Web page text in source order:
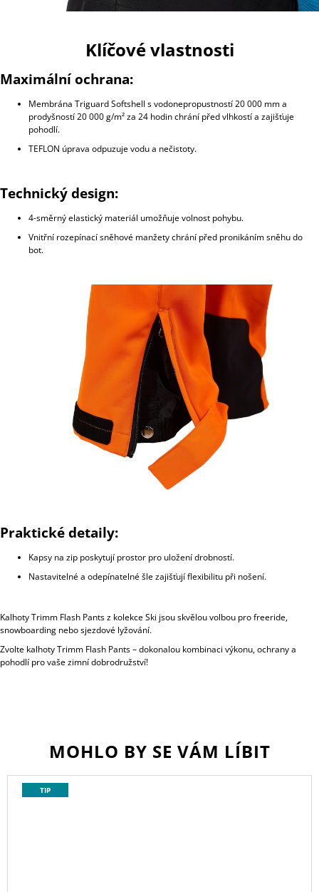
Klíčové vlastnosti
Maximální ochrana:
Membrána Triguard Softshell s vodonepropustností 20 000 mm a
prodyšností 20 000 g/m² za 24 hodin chrání před vlhkostí a zajišťuje
pohodlí.
TEFLON úprava odpuzuje vodu a nečistoty.
Technický design:
4-směrný elastický materiál umožňuje volnost pohybu.
Vnitřní rozepínací sněhové manžety chrání před pronikáním sněhu do
bot.
Praktické detaily:
Kapsy na zip poskytují prostor pro uložení drobností.
Nastavitelné a odepínatelné šle zajišťují flexibilitu při nošení.
Kalhoty Trimm Flash Pants z kolekce Ski jsou skvělou volbou pro freeride,
snowboarding nebo sjezdové lyžování.
Zvolte kalhoty Trimm Flash Pants – dokonalou kombinaci výkonu, ochrany a
pohodlí pro vaše zimní dobrodružství!
MOHLO BY SE VÁM LÍBIT
TIP